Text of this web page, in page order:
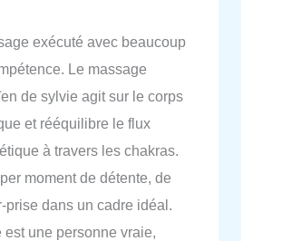
exécuté avec beaucoup
Le massage
de sylvie agit sur le corps
et rééquilibre le flux
à travers les chakras.
moment de détente, de
prise dans un cadre idéal.
est une personne vraie,